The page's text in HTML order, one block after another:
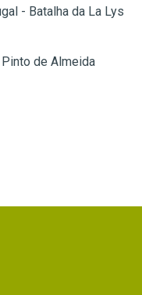
- Batalha da La Lys
de Almeida